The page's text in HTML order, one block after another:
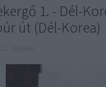
1. - Dél-
út (Dél-Korea)